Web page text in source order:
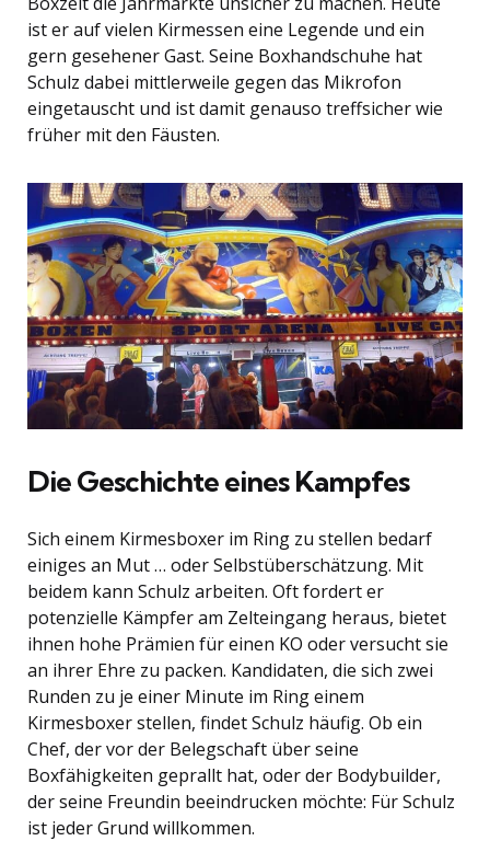
ist er auf vielen Kirmessen eine Legende und ein
gern gesehener Gast. Seine Boxhandschuhe hat
Schulz dabei mittlerweile gegen das Mikrofon
eingetauscht und ist damit genauso treffsicher wie
früher mit den Fäusten.
Die Geschichte eines Kampfes
Sich einem Kirmesboxer im Ring zu stellen bedarf
einiges an Mut … oder Selbstüberschätzung. Mit
beidem kann Schulz arbeiten. Oft fordert er
potenzielle Kämpfer am Zelteingang heraus, bietet
ihnen hohe Prämien für einen KO oder versucht sie
an ihrer Ehre zu packen. Kandidaten, die sich zwei
Runden zu je einer Minute im Ring einem
Kirmesboxer stellen, findet Schulz häufig. Ob ein
Chef, der vor der Belegschaft über seine
Boxfähigkeiten geprallt hat, oder der Bodybuilder,
der seine Freundin beeindrucken möchte: Für Schulz
ist jeder Grund willkommen.